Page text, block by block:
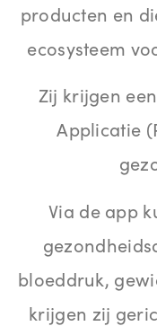
producten en
ecosysteem
Zij krijgen
Applicatie
Via de app
bloeddruk,
krijgen zij